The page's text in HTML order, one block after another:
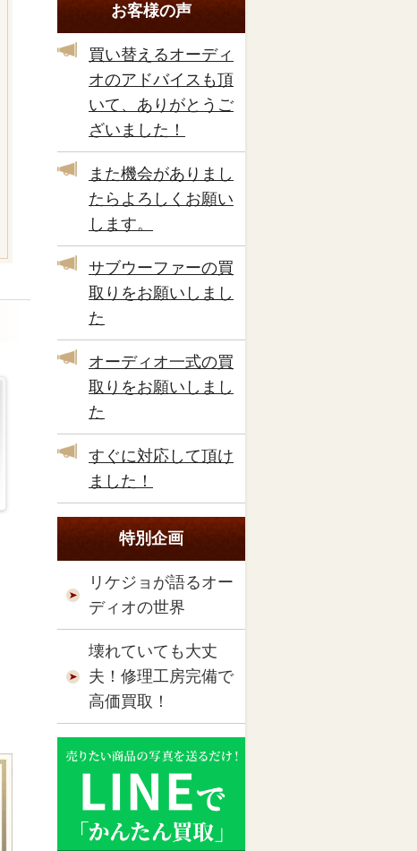
お客様の声
買い替えるオーディ
オのアドバイスも頂
いて、ありがとうご
ざいました！
また機会がありまし
たらよろしくお願い
します。
サブウーファーの買
取りをお願いしまし
た
オーディオ一式の買
取りをお願いしまし
た
すぐに対応して頂け
ました！
特別企画
リケジョが語るオー
ディオの世界
壊れていても大丈
夫！修理工房完備で
高価買取！